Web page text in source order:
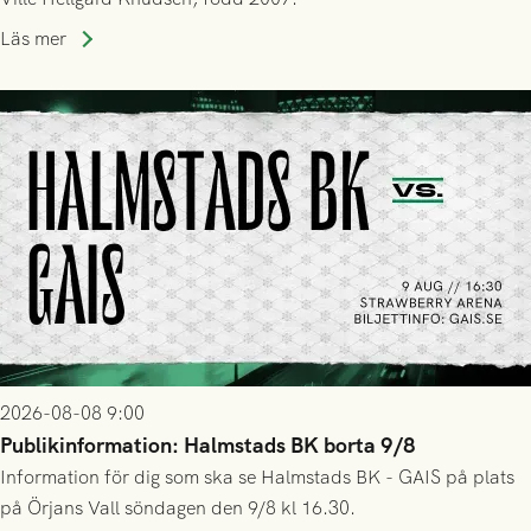
Läs mer
2026-08-08 9:00
Publikinformation: Halmstads BK borta 9/8
Information för dig som ska se Halmstads BK - GAIS på plats
på Örjans Vall söndagen den 9/8 kl 16.30.